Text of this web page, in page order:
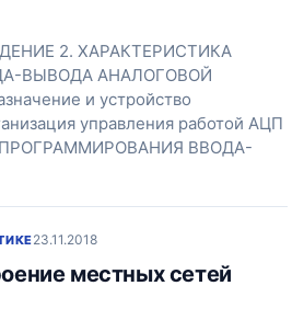
2. ХАРАКТЕРИСТИКА
ВЫВОДА АНАЛОГОВОЙ
и устройство
управления работой АЦП
ВВОДА-
23.11.2018
местных сетей